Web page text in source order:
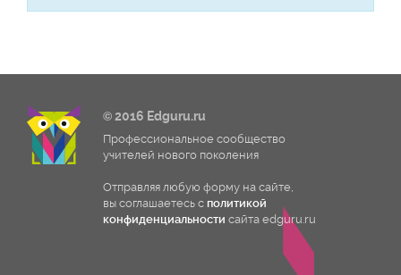
© 2016 Edguru.ru
Профессиональное сообщество
учителей нового поколения
Отправляя любую форму на сайте,
вы соглашаетесь с политикой
конфиденциальности сайта edguru.ru